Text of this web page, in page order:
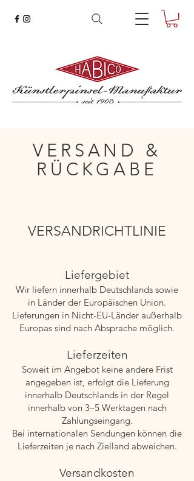
VERSAND &
RÜCKGABE
VERSANDRICHTLINIE
Liefergebiet
Wir liefern innerhalb Deutschlands sowie
in Länder der Europäischen Union.
Lieferungen in Nicht-EU-Länder außerhalb
Europas sind nach Absprache möglich.
Lieferzeiten
Soweit im Angebot keine andere Frist
angegeben ist, erfolgt die Lieferung
innerhalb Deutschlands in der Regel
innerhalb von 3–5 Werktagen nach
Zahlungseingang.
Bei internationalen Sendungen können die
Lieferzeiten je nach Zielland abweichen.
Versandkosten